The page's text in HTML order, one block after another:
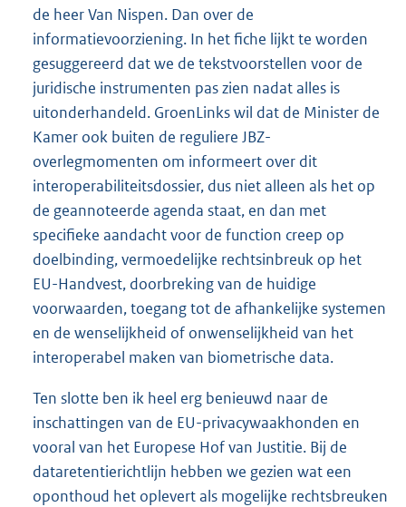
de heer Van Nispen. Dan over de
informatievoorziening. In het fiche lijkt te worden
gesuggereerd dat we de tekstvoorstellen voor de
juridische instrumenten pas zien nadat alles is
uitonderhandeld. GroenLinks wil dat de Minister de
Kamer ook buiten de reguliere JBZ-
overlegmomenten om informeert over dit
interoperabiliteitsdossier, dus niet alleen als het op
de geannoteerde agenda staat, en dan met
specifieke aandacht voor de function creep op
doelbinding, vermoedelijke rechtsinbreuk op het
EU-Handvest, doorbreking van de huidige
voorwaarden, toegang tot de afhankelijke systemen
en de wenselijkheid of onwenselijkheid van het
interoperabel maken van biometrische data.
Ten slotte ben ik heel erg benieuwd naar de
inschattingen van de EU-privacywaakhonden en
vooral van het Europese Hof van Justitie. Bij de
dataretentierichtlijn hebben we gezien wat een
oponthoud het oplevert als mogelijke rechtsbreuken